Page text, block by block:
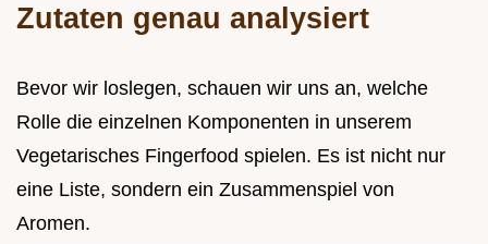
Zutaten genau analysiert
Bevor wir loslegen, schauen wir uns an, welche
Rolle die einzelnen Komponenten in unserem
Vegetarisches Fingerfood spielen. Es ist nicht nur
eine Liste, sondern ein Zusammenspiel von
Aromen.